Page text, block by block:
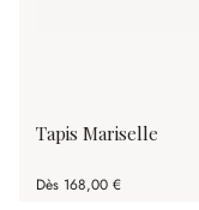
Tapis Mariselle
Dès 168,00 €